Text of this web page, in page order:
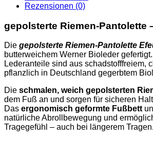
Rezensionen (0)
gepolsterte Riemen-Pantolette
Die gepolsterte Riemen-Pantolette
butterweichem Werner Bioleder
Lederanteile sind aus schadstofffreiem,
pflanzlich in Deutschland gegerbtem
Die schmalen, weich gepolsterten
dem Fuß an und sorgen für sicheren
Das ergonomisch geformte Fußbett
natürliche Abrollbewegung und
Tragegefühl – auch bei längerem Tragen.